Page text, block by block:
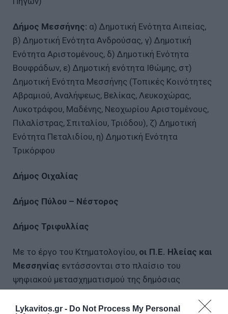
Lykavitos.gr - Do Not Process My Personal
Δήμος Μεσσήνης: α) Δημοτική Ενότητα Αιπείας,
β) Δημοτική Ενότητα Ανδρούσας, γ) Δημοτική
Ενότητα Αριστομένους, δ) Δημοτική Ενότητα
Βουφράδων, ε) Δημοτική ενότητα Ιθώμης, στ)
Δημοτική Ενότητα Μεσσήνης (Τοπικές Κοινότητες
Αβραμιού, Αναλήψεως, Βελίκας, Λευκοχώρας,
Λυκοτράφου, Μαδένης, Νεοχωρίου Αριστομένους,
Πιλαλίστρας, Σπιταλίου, Τριόδου), ζ) Δημοτική
Ενότητα Πεταλιδίου, η) Δημοτική Ενότητα
Τρικόρφου
Δήμος Οιχαλίας
Δήμος Πύλου – Νέστορος
Δήμος Τριφυλλίας
Με το έργο του Κτηματολογίου, οι Π.Ε. Ηλείας και
Μεσσηνίας εντάσσονται στο πλαίσιο του
ψηφιακού μετασχηματισμού της δημόσιας
λειτουργικό και πιο φιλικό προς τον πολίτη.